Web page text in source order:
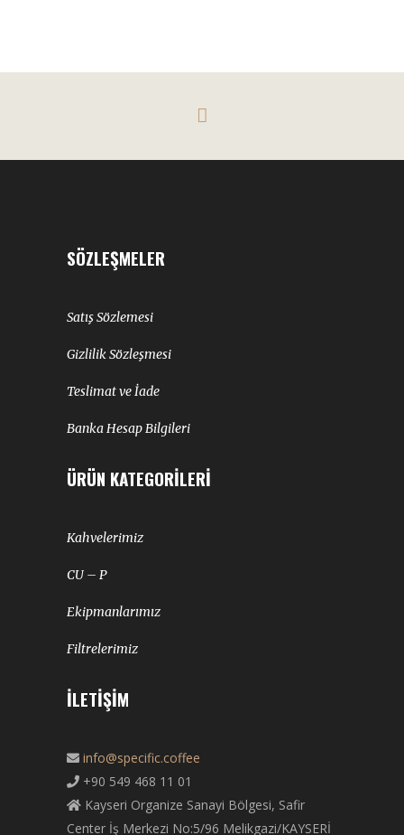
SÖZLEŞMELER
Satış Sözlemesi
Gizlilik Sözleşmesi
Teslimat ve İade
Banka Hesap Bilgileri
ÜRÜN KATEGORILERI
Kahvelerimiz
CU – P
Ekipmanlarımız
Filtrelerimiz
İLETIŞIM
info@specific.coffee
+90 549 468 11 01
Kayseri Organize Sanayi Bölgesi, Safir
Center İş Merkezi No:5/96 Melikgazi/KAYSERİ